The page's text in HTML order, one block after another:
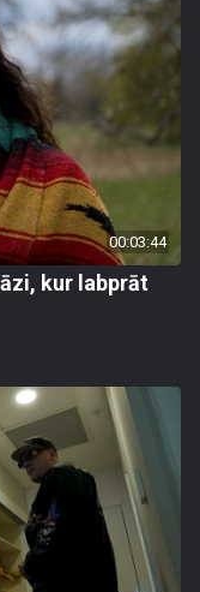
00:03:44
kur labprāt